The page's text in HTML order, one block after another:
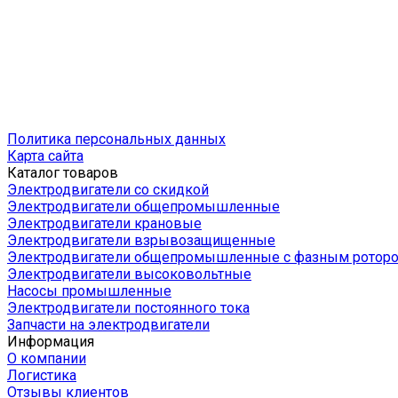
Политика персональных данных
Карта сайта
Каталог товаров
Электродвигатели со скидкой
Электродвигатели общепромышленные
Электродвигатели крановые
Электродвигатели взрывозащищенные
Электродвигатели общепромышленные с фазным
Электродвигатели высоковольтные
Насосы промышленные
Электродвигатели постоянного тока
Запчасти на электродвигатели
Информация
О компании
Логистика
Отзывы клиентов